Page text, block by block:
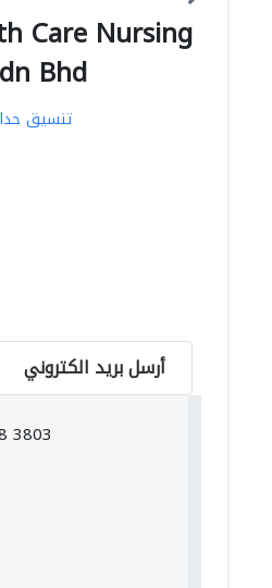
Care Nursing
Bhd
تنسيق
أرسل بريد الكتروني
3803